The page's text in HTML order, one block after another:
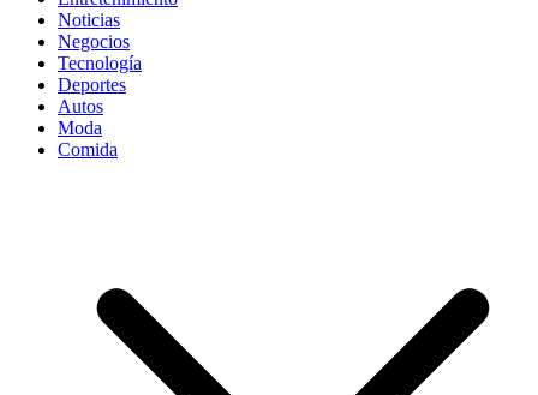
Noticias
Negocios
Tecnología
Deportes
Autos
Moda
Comida